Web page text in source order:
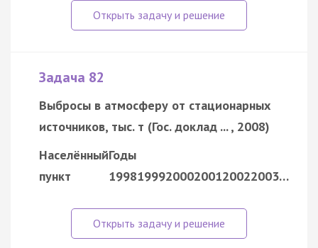
Задача 82
Выбросы в атмосферу от стационарных
источников, тыс. т (Гос. доклад ... , 2008)
Населённый
пункт
Годы
199819992000200120022003…